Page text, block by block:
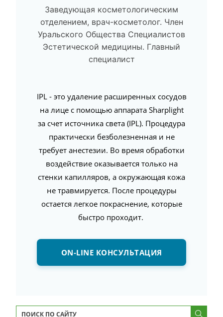
Заведующая косметологическим
отделением, врач-косметолог. Член
Уральского Общества Специалистов
Эстетической медицины. Главный
специалист
IPL - это удаление расширенных сосудов
на лице с помощью аппарата Sharplight
за счет источника света (IPL). Процедура
практически безболезненная и не
требует анестезии. Во время обработки
воздействие оказывается только на
стенки капилляров, а окружающая кожа
не травмируется. После процедуры
остается легкое покраснение, которые
быстро проходит.
ON-LINE КОНСУЛЬТАЦИЯ